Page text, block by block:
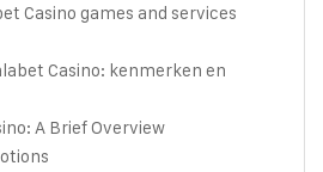
Casino games and services
Casino: kenmerken en
A Brief Overview